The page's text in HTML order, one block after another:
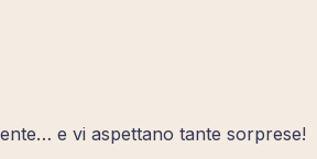
e vi aspettano tante sorprese!